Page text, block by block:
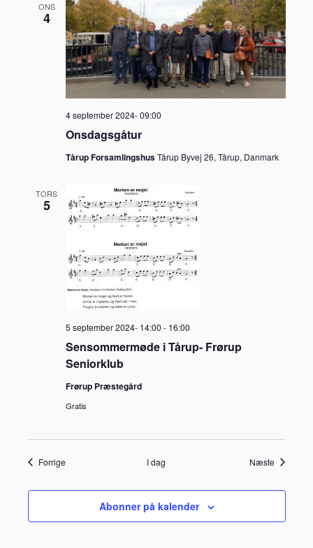
ONS
4
Onsdagsgåtur
4 september 2024- 09:00
Tårup ForsamlingshusTårup Byvej 26, Tårup, Danmark
TORS
5
Sensommermøde i Tårup- Frørup
Seniorklub
5 september 2024- 14:00 - 16:00
Frørup Præstegård
Gratis
ForrigeBegivenheder I dag Næste
Abonner på kalender